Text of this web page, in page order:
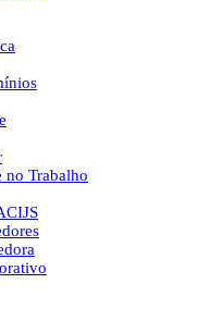
no Trabalho